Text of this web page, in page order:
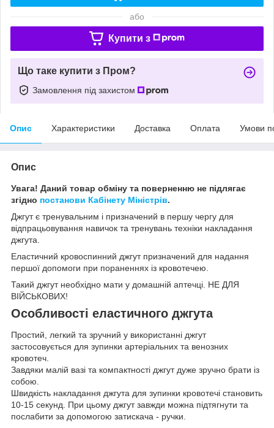
або
Купити з
Що таке купити з Пром?
Замовлення під захистом
Опис Характеристики Доставка Оплата Умови
Опис
Увага! Даний товар обміну та поверненню не підлягає
згідно постанови Кабінету Міністрів.
Джгут є тренувальним і призначений в першу чергу для
відпрацьовування навичок та тренувань техніки накладання
джгута.
Еластичний кровоспинний джгут призначений для надання
першої допомоги при пораненнях із кровотечею.
Такий джгут необхідно мати у домашній аптечці. НЕ ДЛЯ
ВІЙСЬКОВИХ!
Особливості еластичного джгута
Простий, легкий та зручний у використанні джгут
застосовується для зупинки артеріальних та венозних
кровотеч.
Завдяки малій вазі та компактності джгут дуже зручно брати із
собою.
Швидкість накладання джгута для зупинки кровотечі становить
10-15 секунд. При цьому джгут завжди можна підтягнути та
послабити за допомогою затискача - ручки.